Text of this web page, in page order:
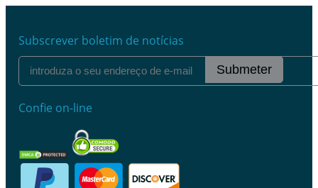
Subscrever boletim de notícias
Submeter
Confie on-line